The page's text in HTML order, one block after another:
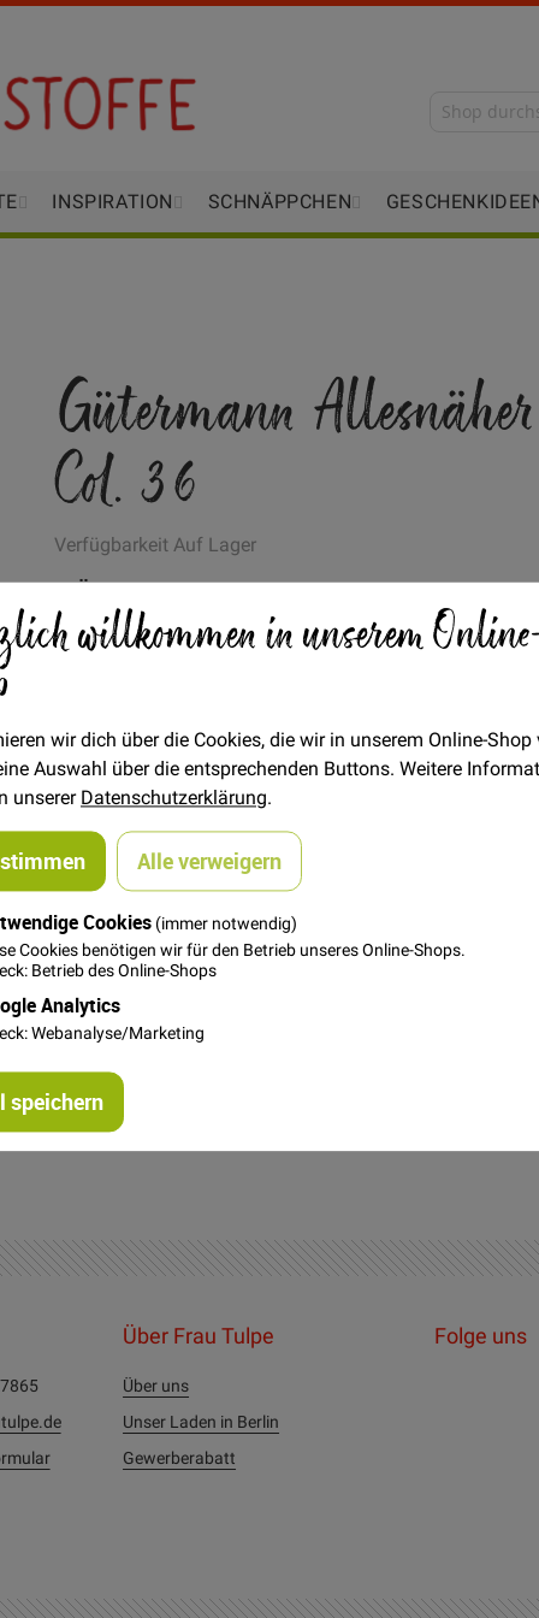
willkommen in unserem
wir dich über die Cookies, die wir in unserem Online-Shop
Auswahl über die entsprechenden Buttons. Weitere
unsererDatenschutzerklärung.
Alle verweigern
Cookies (immer notwendig)
Cookies benötigen wir für den Betrieb unseres Online-Shops.
Betrieb des Online-Shops
Analytics
Webanalyse/Marketing
speichern
INSPIRATION SCHNÄPPCHEN
Gütermann Allesnäher
Col. 36
VerfügbarkeitAuf Lager
4,95 €
STÜCK
Menge
In den Warenkorb
Wenn du dir nicht sicher bist, ob die ausgewählte Garnfarbe
einen Kommentar am Ender deiner Bestellung, zu
Der Gütermann creativ Allesnäher ist der richtige Nähfaden
zum Nähen mit der Nähmaschine und von Hand, unabhängig
gerecht. Waschbar bis 95° Grad, trocknergeeignet,
Universalnadel NM 70-90 Garnstärke 100
Über Frau Tulpe
Über uns
Unser Laden in Berlin
Gewerberabatt
Folge uns